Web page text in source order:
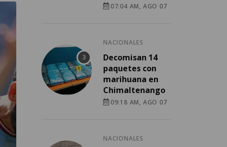
07:04 AM, AGO 07
NACIONALES
Decomisan 14
paquetes con
marihuana en
Chimaltenango
09:18 AM, AGO 07
NACIONALES